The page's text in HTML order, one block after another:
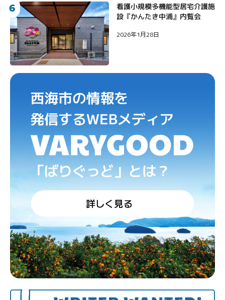
6 看護小規模多機能型居宅介護施
設『かんたき中浦』内覧会
2026年1月28日